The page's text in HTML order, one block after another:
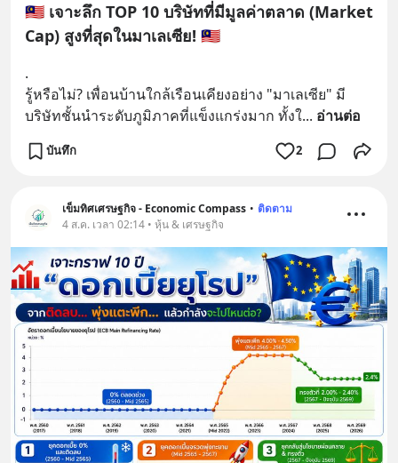
🇲🇾 เจาะลึก TOP 10 บริษัทที่มีมูลค่าตลาด (Market
Cap) สูงที่สุดในมาเลเซีย! 🇲🇾
.
รู้หรือไม่? เพื่อนบ้านใกล้เรือนเคียงอย่าง "มาเลเซีย" มี
บริษัทชั้นนำระดับภูมิภาคที่แข็งแกร่งมาก ทั้งใ... อ่านต่อ
บันทึก 2
เข็มทิศเศรษฐกิจ - Economic Compass • ติดตาม
4 ส.ค. เวลา 02:14 • หุ้น & เศรษฐกิจ